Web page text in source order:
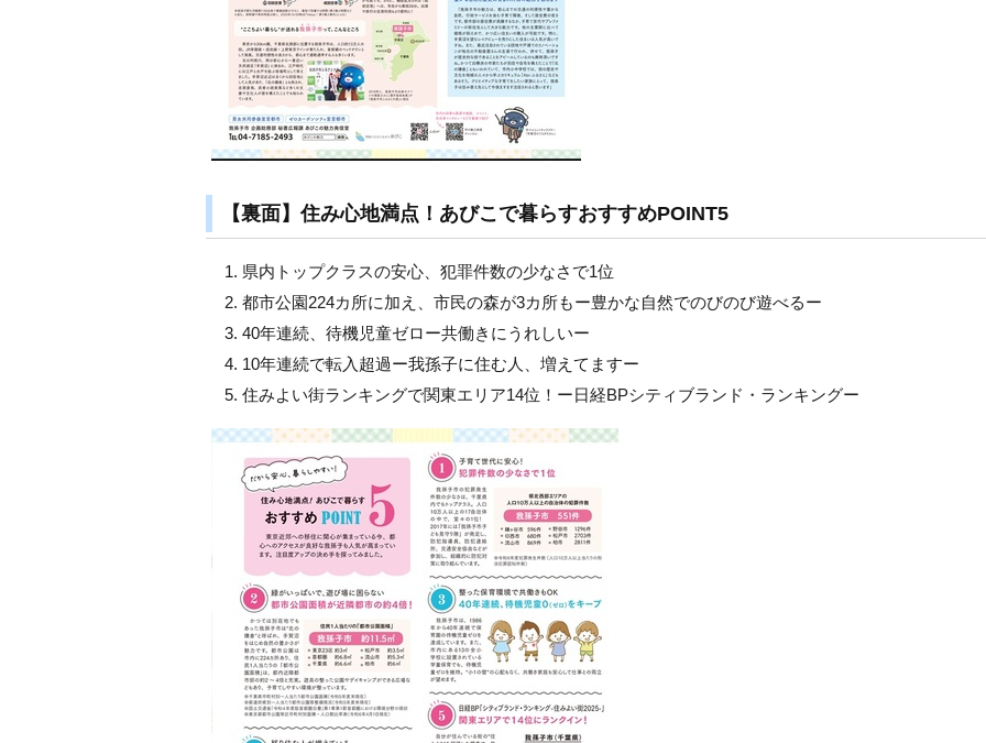
【裏面】住み心地満点！あびこで暮らすおすすめPOINT5
県内トップクラスの安心、犯罪件数の少なさで1位
都市公園224カ所に加え、市民の森が3カ所もー豊かな自然でのびのび遊べるー
40年連続、待機児童ゼロー共働きにうれしいー
10年連続で転入超過ー我孫子に住む人、増えてますー
住みよい街ランキングで関東エリア14位！ー日経BPシティブランド・ランキングー